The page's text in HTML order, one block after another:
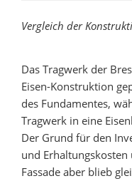
Vergleich der
Das Tragwerk der
Eisen-Konstruktion
des Fundamentes,
Tragwerk in eine
Der Grund für den
und Erhaltungskosten
Fassade aber blieb